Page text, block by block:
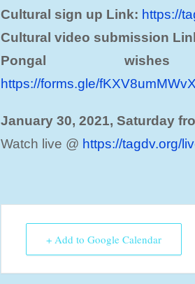
Cultural sign up Link: https://
Cultural video submission
Pongal
https://forms.gle/
January 30, 2021, Saturday
Watch live @ https://tagdv.org/
+ Add to Google Calendar